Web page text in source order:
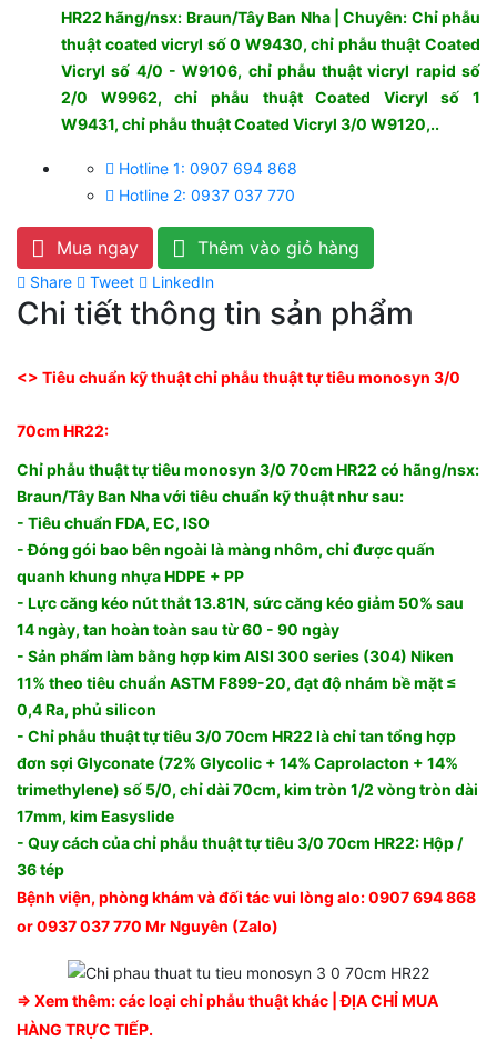
HR22 hãng/nsx: Braun/Tây Ban Nha ​| Chuyên: Chỉ phẫu
thuật coated vicryl số 0 W9430, chỉ phẫu thuật Coated
Vicryl số 4/0 - W9106, chỉ phẫu thuật vicryl rapid số
2/0 W9962, chỉ phẫu thuật Coated Vicryl số 1
W9431, chỉ phẫu thuật Coated Vicryl 3/0 W9120,..
Hotline 1: 0907 694 868
Hotline 2: 0937 037 770
Mua ngay Thêm vào giỏ hàng
Share Tweet LinkedIn
Chi tiết thông tin sản phẩm
<> Tiêu chuẩn kỹ thuật chỉ phẫu thuật tự tiêu monosyn 3/0
70cm HR22:
Chỉ phẫu thuật tự tiêu monosyn 3/0 70cm HR22 có hãng/nsx:
Braun/Tây Ban Nha với tiêu chuẩn kỹ thuật như sau:
- Tiêu chuẩn FDA, EC, ISO
- Đóng gói bao bên ngoài là màng nhôm, chỉ được quấn
quanh khung nhựa HDPE + PP
- Lực căng kéo nút thắt 13.81N, sức căng kéo giảm 50% sau
14 ngày, tan hoàn toàn sau từ 60 - 90 ngày
- Sản phẩm làm bằng hợp kim AISI 300 series (304) Niken
11% theo tiêu chuẩn ASTM F899-20, đạt độ nhám bề mặt ≤
0,4 Ra, phủ silicon
- Chỉ phẫu thuật tự tiêu 3/0 70cm HR22 là chỉ tan tổng hợp
đơn sợi Glyconate (72% Glycolic + 14% Caprolacton + 14%
trimethylene) số 5/0, chỉ dài 70cm, kim tròn 1/2 vòng tròn dài
17mm, kim Easyslide
- Quy cách của chỉ phẫu thuật tự tiêu 3/0 70cm HR22: Hộp /
36 tép
Bệnh viện, phòng khám và đối tác vui lòng alo: 0907 694 868
or 0937 037 770 Mr Nguyên (Zalo)
⇒ Xem thêm:các loại chỉ phẫu thuật khác | ĐỊA CHỈ MUA
HÀNG TRỰC TIẾP.